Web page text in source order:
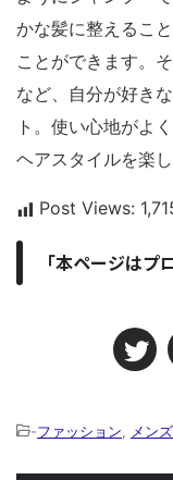
かな髪に整えるこ
ことができます。
など、自分が好き
ト。使い心地がよ
ヘアスタイルを楽
Post Views:
「本ページはプ
-ファッション メン